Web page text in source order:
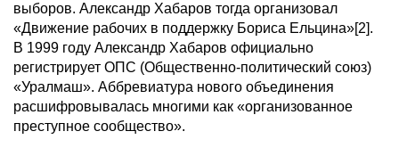
выборов. Александр Хабаров тогда организовал
«Движение рабочих в поддержку Бориса Ельцина»[2].
В 1999 году Александр Хабаров официально
регистрирует ОПС (Общественно-политический союз)
«Уралмаш». Аббревиатура нового объединения
расшифровывалась многими как «организованное
преступное сообщество».